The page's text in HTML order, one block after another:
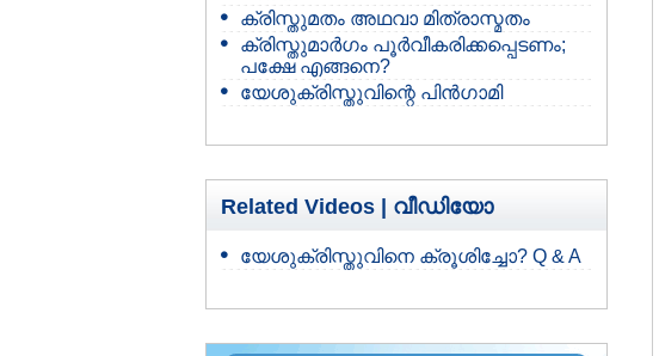
ക്രിസ്തുമതം അഥവാ മിത്രാസ്മതം
ക്രിസ്തുമാര്‍ഗം പൂര്‍വീകരിക്കപ്പെടണം;
പക്ഷേ എങ്ങനെ?
യേശുക്രിസ്തുവിന്റെ പിന്‍ഗാമി
Related Videos | വീഡിയോ
യേശുക്രിസ്തുവിനെ ക്രൂശിച്ചോ? Q & A